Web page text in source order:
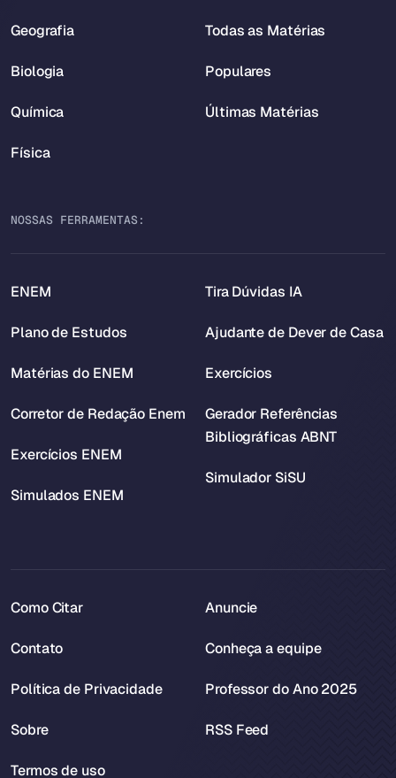
Geografia
Biologia
Química
Física
Todas as Matérias
Populares
Últimas Matérias
NOSSAS FERRAMENTAS:
ENEM
Plano de Estudos
Matérias do ENEM
Corretor de Redação Enem
Exercícios ENEM
Simulados ENEM
Tira Dúvidas IA
Ajudante de Dever de Casa
Exercícios
Gerador Referências
Bibliográficas ABNT
Simulador SiSU
Como Citar
Contato
Política de Privacidade
Sobre
Termos de uso
Anuncie
Conheça a equipe
Professor do Ano 2025
RSS Feed